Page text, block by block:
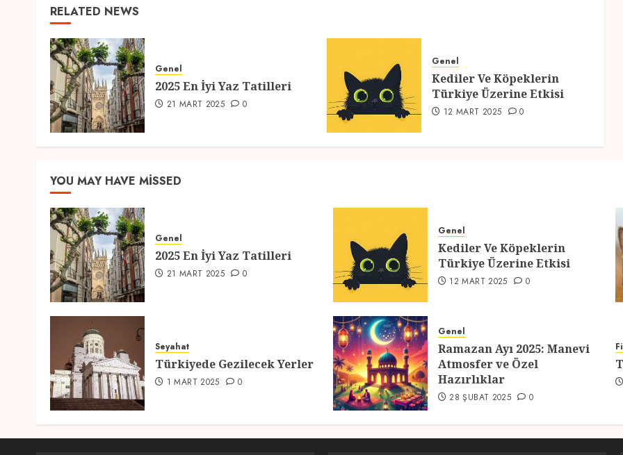
RELATED NEWS
Genel
2025 En İyi Yaz Tatilleri
21 MART 2025 0
Genel
Kediler Ve Köpeklerin
Türkiye Üzerine Etkisi
12 MART 2025 0
YOU MAY HAVE MISSED
Genel
2025 En İyi Yaz Tatilleri
21 MART 2025 0
Genel
Kediler Ve Köpeklerin
Türkiye Üzerine Etkisi
12 MART 2025 0
Seyahat
Türkiyede Gezilecek Yerler
1 MART 2025 0
Genel
Ramazan Ayı 2025: Manevi
Atmosfer ve Özel
Hazırlıklar
28 ŞUBAT 2025 0